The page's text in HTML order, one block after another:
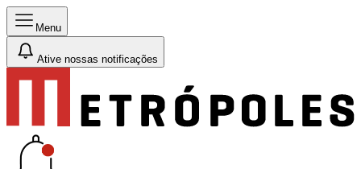
Menu
Ative nossas notificações